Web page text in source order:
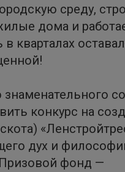
среду,
дома и
кварталах
знаменательного
конкурс на
дух и
фонд —